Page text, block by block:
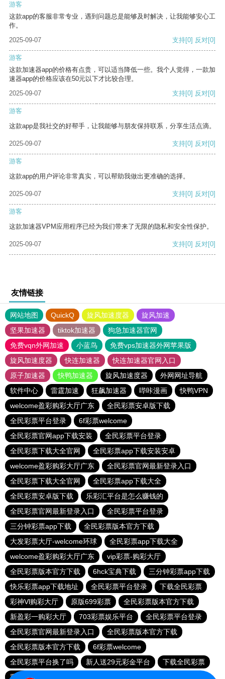
游客
这款app的客服非常专业，遇到问题总是能够及时解决，让我能够安心工
作。
2025-09-07
支持[0] 反对[0]
游客
这款加速器app的价格有点贵，可以适当降低一些。我个人觉得，一款加
速器app的价格应该在50元以下才比较合理。
2025-09-07
支持[0] 反对[0]
游客
这款app是我社交的好帮手，让我能够与朋友保持联系，分享生活点滴。
2025-09-07 支持[0] 反对[0]
游客
这款app的用户评论非常真实，可以帮助我做出更准确的选择。
2025-09-07 支持[0] 反对[0]
游客
这款加速器VPM应用程序已经为我们带来了无限的隐私和安全性保护。
2025-09-07 支持[0] 反对[0]
友情链接
网站地图 QuickQ 旋风加速度器
旋风加速
坚果加速器
tiktok加速器
狗急加速器官网
免费vqn外网加速
小蓝鸟
免费vps加速器外网苹果版
旋风加速度器
快连加速器
快连加速器官网入口
原子加速器
快鸭加速器 旋风加速度器
外网网址导航
软件中心
雷霆加速 狂飙加速器 哔咔漫画
快鸭VPN
welcome盈彩购彩大厅广东
全民彩票安卓版下载
全民彩票平台登录
6f彩票welcome
全民彩票官网app下载安装
全民彩票平台登录
全民彩票下载大全官网
全民彩票app下载安装安卓
welcome盈彩购彩大厅广东
全民彩票官网最新登录入口
全民彩票下载大全官网
全民彩票app下载大全
全民彩票安卓版下载
乐彩汇平台是怎么赚钱的
全民彩票官网最新登录入口
全民彩票平台登录
三分钟彩票app下载
全民彩票版本官方下载
大发彩票大厅-welcome环球
全民彩票app下载大全
welcome盈彩购彩大厅广东
vip彩票-购彩大厅
全民彩票版本官方下载
6hck宝典下载
三分钟彩票app下载
快乐彩票app下载地址
全民彩票平台登录
下载全民彩票
彩神Vl购彩大厅
原版699彩票
全民彩票版本官方下载
新盈彩一购彩大厅
703彩票娱乐平台
全民彩票平台登录
全民彩票官网最新登录入口
全民彩票版本官方下载
全民彩票版本官方下载
6f彩票welcome
全民彩票平台换了吗
新人送29元彩金平台
下载全民彩票
彩神Vl购彩大厅